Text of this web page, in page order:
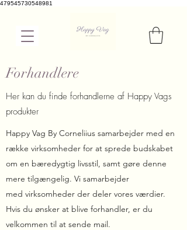
479545730548981
Forhandlere
Her kan du finde forhandlerne af Happy Vags
produkter
Happy Vag By Corneliius samarbejder med en
række virksomheder for at sprede budskabet
om en bæredygtig livsstil, samt gøre denne
mere tilgængelig. Vi samarbejder
med virksomheder der deler vores værdier.
Hvis du ønsker at blive forhandler, er du
velkommen til at sende mail.